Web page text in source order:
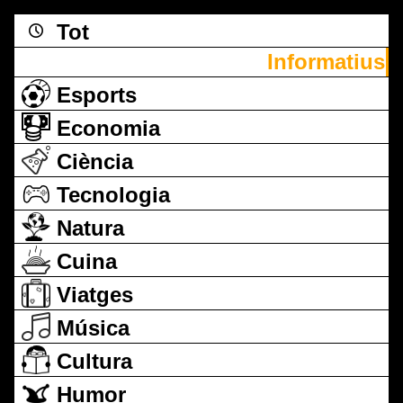
Tot
Informatius
Esports
Economia
Ciència
Tecnologia
Natura
Cuina
Viatges
Música
Cultura
Humor